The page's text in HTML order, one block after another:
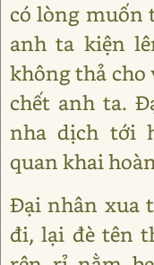
có lòng muốn
anh ta kiện
không thả cho
chết anh ta.
nha dịch tới
quan khai
Đại nhân xua
đi, lại đè tên